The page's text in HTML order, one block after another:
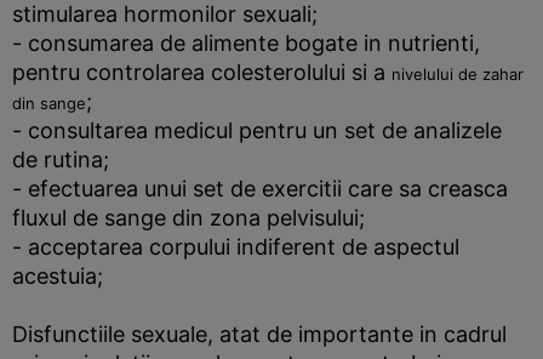
stimularea hormonilor sexuali;
- consumarea de alimente bogate in nutrienti,
pentru controlarea colesterolului si a nivelului de zahar
din sange;
- consultarea medicul pentru un set de analizele
de rutina;
- efectuarea unui set de exercitii care sa creasca
fluxul de sange din zona pelvisului;
- acceptarea corpului indiferent de aspectul
acestuia;
Disfunctiile sexuale, atat de importante in cadrul